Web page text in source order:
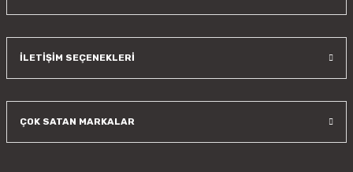
İLETİŞİM SEÇENEKLERİ
ÇOK SATAN MARKALAR